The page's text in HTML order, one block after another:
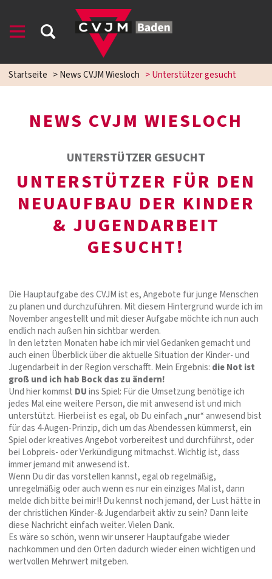
Startseite >News CVJM Wiesloch >Unterstützer gesucht
NEWS CVJM WIESLOCH
UNTERSTÜTZER GESUCHT
UNTERSTÜTZER FÜR DEN
NEUAUFBAU DER KINDER
& JUGENDARBEIT
GESUCHT!
Die Hauptaufgabe des CVJM ist es, Angebote für junge Menschen
zu planen und durchzuführen. Mit diesem Hintergrund wurde ich im
November angestellt und mit dieser Aufgabe möchte ich nun auch
endlich nach außen hin sichtbar werden.
In den letzten Monaten habe ich mir viel Gedanken gemacht und
auch einen Überblick über die aktuelle Situation der Kinder- und
Jugendarbeit in der Region verschafft. Mein Ergebnis: die Not ist
groß und ich hab Bock das zu ändern!
Und hier kommst DUins Spiel: Für die Umsetzung benötige ich
jedes Mal eine weitere Person, die mit anwesend ist und mich
unterstützt. Hierbei ist es egal, ob Du einfach „nur“ anwesend bist
für das 4-Augen-Prinzip, dich um das Abendessen kümmerst, ein
Spiel oder kreatives Angebot vorbereitest und durchführst, oder
bei Lobpreis- oder Verkündigung mitmachst. Wichtig ist, dass
immer jemand mit anwesend ist.
Wenn Du dir das vorstellen kannst, egal ob regelmäßig,
unregelmäßig oder auch wenn es nur ein einziges Mal ist, dann
melde dich bitte bei mir!! Du kennst noch jemand, der Lust hätte in
der christlichen Kinder-& Jugendarbeit aktiv zu sein? Dann leite
diese Nachricht einfach weiter. Vielen Dank.
Es wäre so schön, wenn wir unserer Hauptaufgabe wieder
nachkommen und den Orten dadurch wieder einen wichtigen und
wertvollen Mehrwert mitgeben.